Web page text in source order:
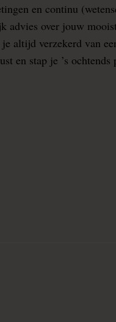
en continu
advies over jouw
altijd verzekerd van
en stap je ’s